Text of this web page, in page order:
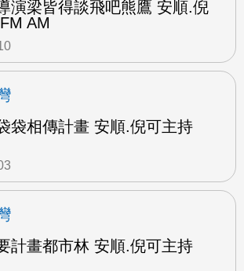
演梁皆得談飛吧熊鷹 安順.倪
AM
袋相傳計畫 安順.倪可主持
計畫都市林 安順.倪可主持